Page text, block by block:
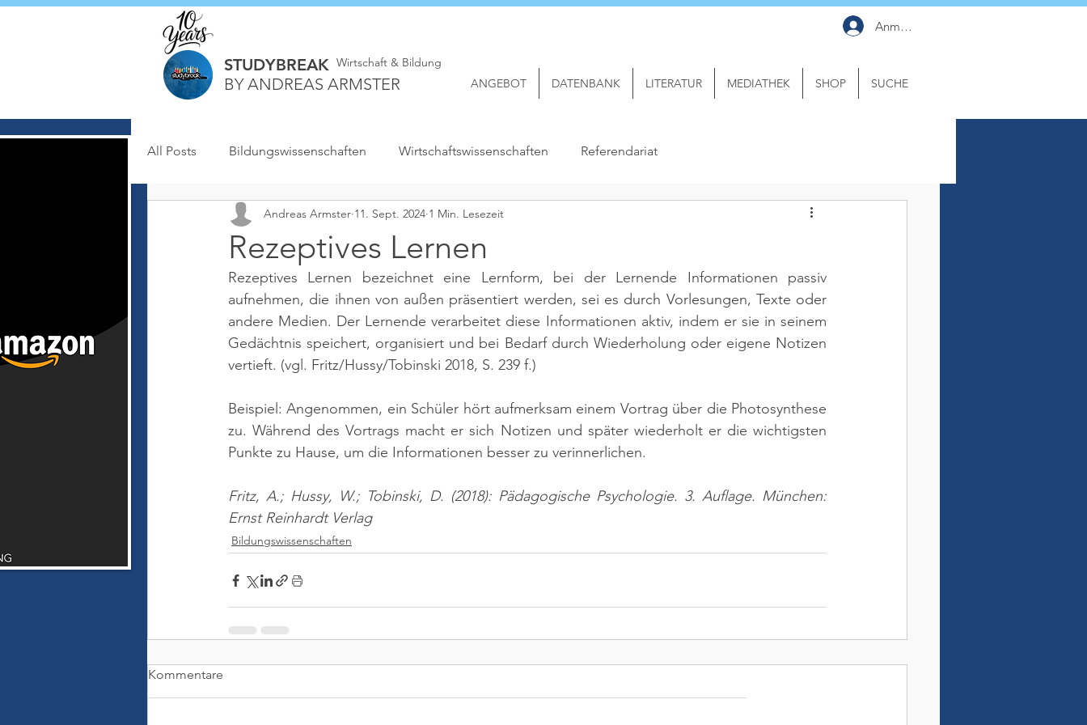
STUDYBREAK
BY ANDREAS ARMSTER
Wirtschaft & Bildung
Anmelden
ANGEBOT DATENBANK LITERATUR MEDIATHEK SHOP SUCHE
All Posts Bildungswissenschaften Wirtschaftswissenschaften Referendariat
Rezeptives Lernen
Andreas Armster 11. Sept. 2024 1 Min. Lesezeit
Rezeptives Lernen bezeichnet eine Lernform, bei der Lernende Informationen passiv
aufnehmen, die ihnen von außen präsentiert werden, sei es durch Vorlesungen, Texte oder
andere Medien. Der Lernende verarbeitet diese Informationen aktiv, indem er sie in seinem
Gedächtnis speichert, organisiert und bei Bedarf durch Wiederholung oder eigene Notizen
vertieft. (vgl. Fritz/Hussy/Tobinski 2018, S. 239 f.)
Beispiel: Angenommen, ein Schüler hört aufmerksam einem Vortrag über die Photosynthese
zu. Während des Vortrags macht er sich Notizen und später wiederholt er die wichtigsten
Punkte zu Hause, um die Informationen besser zu verinnerlichen.
Fritz, A.; Hussy, W.; Tobinski, D. (2018): Pädagogische Psychologie. 3. Auflage. München:
Ernst Reinhardt Verlag
Bildungswissenschaften
Kommentare